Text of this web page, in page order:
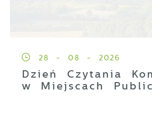
28 - 08 - 2026
Dzień Czytania
w Miejscach